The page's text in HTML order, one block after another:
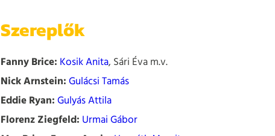
Szereplők
Fanny Brice: Kosik Anita, Sári Éva m.v.
Nick Arnstein:Gulácsi Tamás
Eddie Ryan:Gulyás Attila
Florenz Ziegfeld: Urmai Gábor